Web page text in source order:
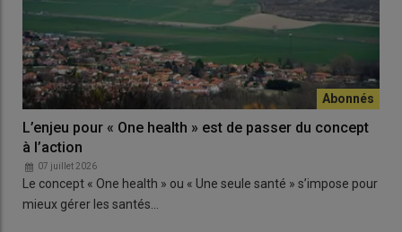
L’enjeu pour « One health » est de passer du concept
à l’action
07 juillet 2026
Le concept « One health » ou « Une seule santé » s’impose pour
mieux gérer les santés…